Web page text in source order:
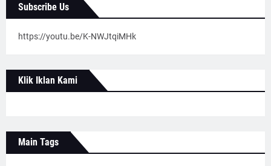
Subscribe Us
https://youtu.be/K-NWJtqiMHk
Klik Iklan Kami
Main Tags